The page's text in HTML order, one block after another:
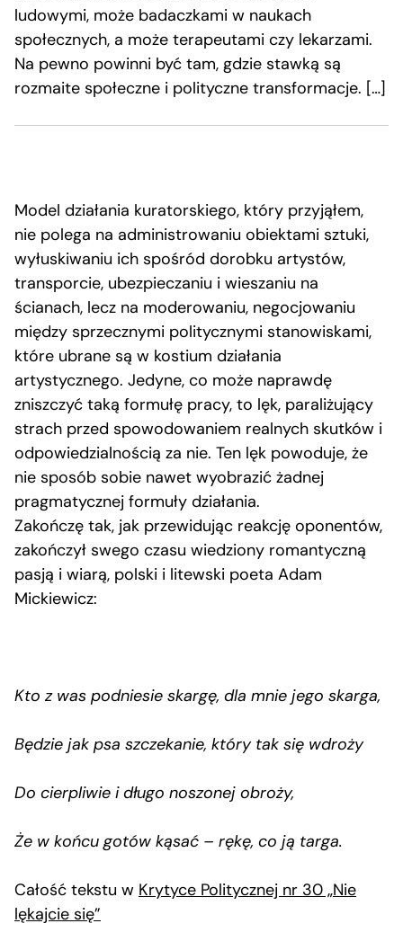
ludowymi, może badaczkami w naukach
społecznych, a może terapeutami czy lekarzami.
Na pewno powinni być tam, gdzie stawką są
rozmaite społeczne i polityczne transformacje. […]
Model działania kuratorskiego, który przyjąłem,
nie polega na administrowaniu obiektami sztuki,
wyłuskiwaniu ich spośród dorobku artystów,
transporcie, ubezpieczaniu i wieszaniu na
ścianach, lecz na moderowaniu, negocjowaniu
między sprzecznymi politycznymi stanowiskami,
które ubrane są w kostium działania
artystycznego. Jedyne, co może naprawdę
zniszczyć taką formułę pracy, to lęk, paraliżujący
strach przed spowodowaniem realnych skutków i
odpowiedzialnością za nie. Ten lęk powoduje, że
nie sposób sobie nawet wyobrazić żadnej
pragmatycznej formuły działania.
Zakończę tak, jak przewidując reakcję oponentów,
zakończył swego czasu wiedziony romantyczną
pasją i wiarą, polski i litewski poeta Adam
Mickiewicz:
Kto z was podniesie skargę, dla mnie jego skarga,
Będzie jak psa szczekanie, który tak się wdroży
Do cierpliwie i długo noszonej obroży,
Że w końcu gotów kąsać – rękę, co ją targa.
Całość tekstu w Krytyce Politycznej nr 30 „Nie
lękajcie się”